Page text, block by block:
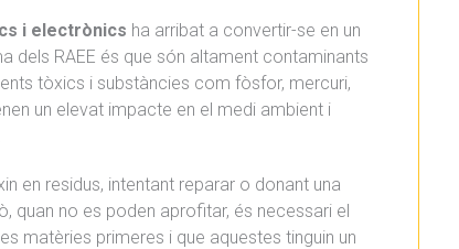
i electrònics ha arribat a convertir-se en un
dels RAEE és que són altament contaminants
tòxics i substàncies com fòsfor, mercuri,
un elevat impacte en el medi ambient i
en residus, intentant reparar o donant una
quan no es poden aprofitar, és necessari el
matèries primeres i que aquestes tinguin un